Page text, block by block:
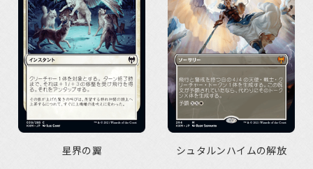
星界の翼 シュタルンハイムの解放